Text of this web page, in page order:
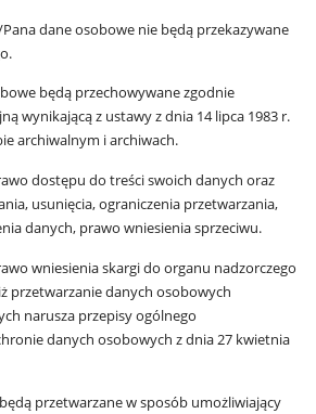
dane osobowe nie będą przekazywane
będą przechowywane zgodnie
wynikającą z ustawy z dnia 14 lipca 1983 r.
archiwalnym i archiwach.
dostępu do treści swoich danych oraz
usunięcia, ograniczenia przetwarzania,
danych, prawo wniesienia sprzeciwu.
wniesienia skargi do organu nadzorczego
przetwarzanie danych osobowych
narusza przepisy ogólnego
danych osobowych z dnia 27 kwietnia
przetwarzane w sposób umożliwiający